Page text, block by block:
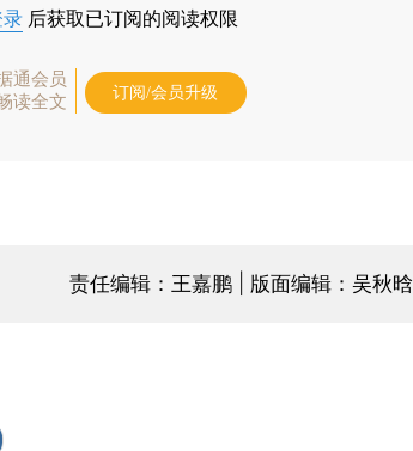
录 后获取已订阅的阅读权限
通会员
读全文
订阅/会员升级
责任编辑：王嘉鹏 | 版面编辑：吴秋晗